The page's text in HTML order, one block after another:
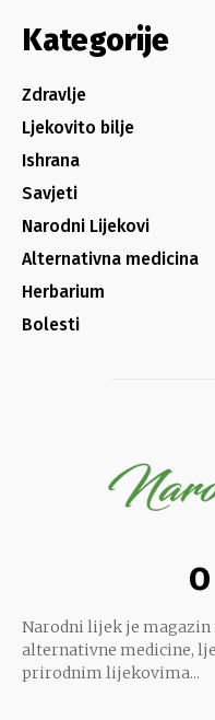
Kategorije
Zdravlje
Ljekovito bilje
Ishrana
Savjeti
Narodni Lijekovi
Alternativna medicina
Herbarium
Bolesti
Narodni lijek je
alternativne medicine,
prirodnim lijekovima...